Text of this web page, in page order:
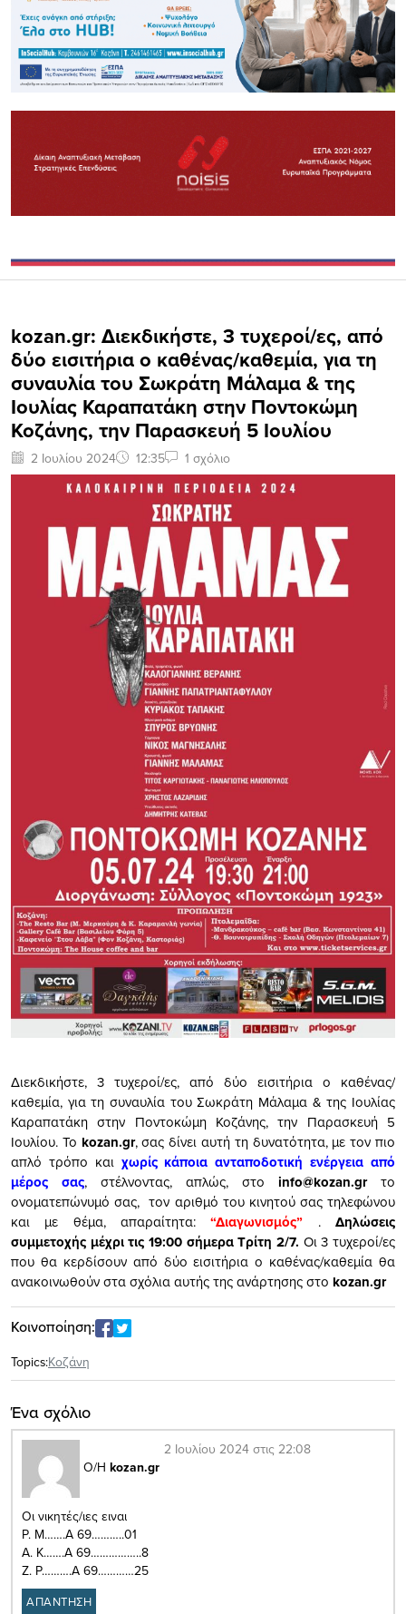
kozan.gr: Διεκδικήστε, 3 τυχεροί/ες, από
δύο εισιτήρια ο καθένας/καθεμία, για τη
συναυλία του Σωκράτη Μάλαμα & της
Ιουλίας Καραπατάκη στην Ποντοκώμη
Κοζάνης, την Παρασκευή 5 Ιουλίου
2 Ιουλίου 2024 12:35 1 σχόλιο
Διεκδικήστε, 3 τυχεροί/ες, από δύο εισιτήρια ο καθένας/
καθεμία, για τη συναυλία του Σωκράτη Μάλαμα & της Ιουλίας
Καραπατάκη στην Ποντοκώμη Κοζάνης, την Παρασκευή 5
Ιουλίου. Το kozan.gr, σας δίνει αυτή τη δυνατότητα, με τον πιο
απλό τρόπο και χωρίς κάποια ανταποδοτική ενέργεια από
μέρος σας, στέλνοντας, απλώς, στο info@kozan.grτο
ονοματεπώνυμό σας, τον αριθμό του κινητού σας τηλεφώνου
και με θέμα, απαραίτητα:
“Διαγωνισμός” .Δηλώσεις
συμμετοχής μέχρι τις 19:00 σήμερα Τρίτη 2/7. Οι 3 τυχεροί/ες
που θα κερδίσουν από δύο εισιτήρια ο καθένας/καθεμία θα
ανακοινωθούν στα σχόλια αυτής της ανάρτησης στο kozan.gr
Κοινοποίηση:
Topics:Κοζάνη
Ένα σχόλιο
Ο/Η kozan.gr
2 Ιουλίου 2024 στις 22:08
Οι νικητές/ιες ειναι
Ρ. Μ…….Α 69………..01
Α. Κ…….Α 69……………..8
Ζ. Ρ……….Α 69…………25
ΑΠΑΝΤΗΣΗ